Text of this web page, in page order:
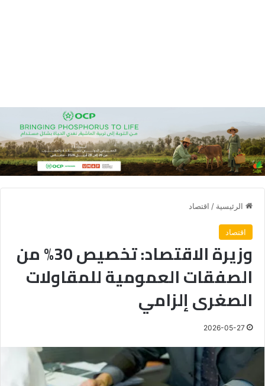
الرئيسية / اقتصاد
اقتصاد
وزيرة الاقتصاد: تخصيص 30% من
الصفقات العمومية للمقاولات
الصغرى إلزامي
2026-05-27